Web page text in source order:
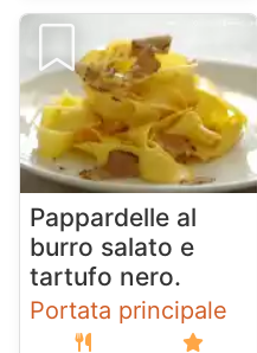
Pappardelle al
burro salato e
tartufo nero.
Portata principale